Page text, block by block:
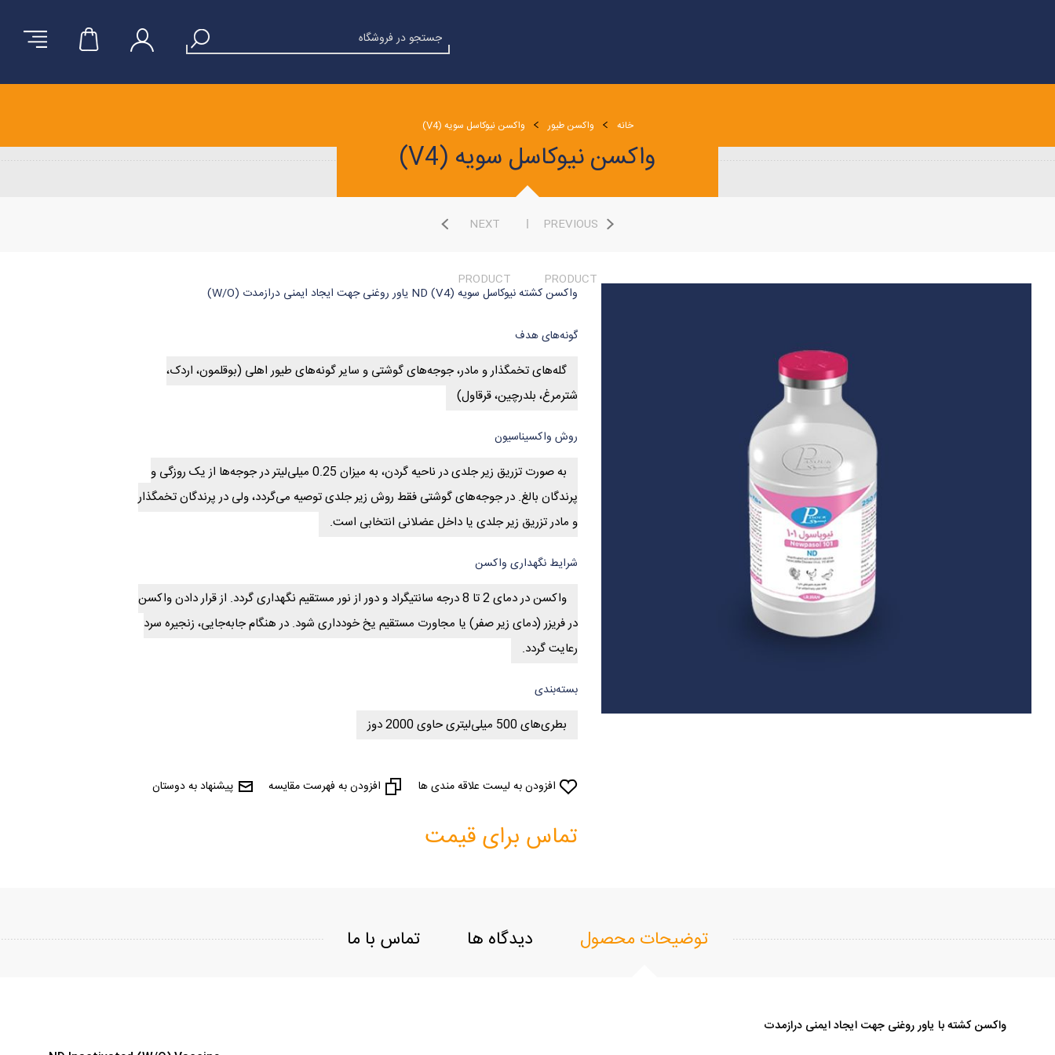
خانه واکسن طیور واکسن نیوکاسل سویه (V4)
واکسن نیوکاسل سویه (V4)
PREVIOUS
PRODUCT
NEXT
PRODUCT
واکسن کشته نیوکاسل سویه ND (V4) یاور روغنی جهت ایجاد ایمنی دراز‌مدت (W/O)
گونه‌های هدف
گله‌های تخمگذار و مادر، جوجه‌های گوشتی و سایر گونه‌های طیور اهلی (بوقلمون، اردک،
شترمرغ، بلدرچین، قرقاول)
روش واکسیناسیون
به صورت تزریق زیر جلدی در ناحیه گردن، به میزان 0.25 میلی‌لیتر در جوجه‌ها از یک روزگی و
پرندگان بالغ. در جوجه‌های گوشتی فقط روش زیر جلدی توصیه می‌گردد، ولی در پرندگان تخمگذار
و مادر تزریق زیر جلدی یا داخل عضلانی انتخابی است.
شرایط نگهداری واکسن
واکسن در دمای 2 تا 8 درجه سانتیگراد و دور از نور مستقیم نگهداری گردد. از قرار دادن واکسن
در فریزر (دمای زیر صفر) یا مجاورت مستقیم یخ خودداری شود. در هنگام جابه‌جایی، زنجیره سرد
رعایت گردد.
بسته‌بندی
بطری‌های 500 میلی‌لیتری حاوی 2000 دوز
افزودن به لیست علاقه مندی ها افزودن به فهرست مقایسه پیشنهاد به دوستان
تماس برای قیمت
توضیحات محصول دیدگاه ها تماس با ما
واکسن کشته با یاور روغنی جهت ایجاد ایمنی دراز‌مدت